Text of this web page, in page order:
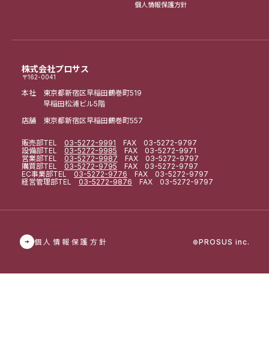
株式会社プロサス
〒162-0041
本社 東京都新宿区早稲田鶴巻町519
早稲田松浦ビル5階
店舗 東京都新宿区早稲田鶴巻町557
販売部TEL 03-5272-9991 FAX 03-5272-9797
設備部TEL 03-5272-9985 FAX 03-5272-9971
営業部TEL 03-5272-9987 FAX 03-5272-9797
購買部TEL 03-5272-9795 FAX 03-5272-9797
EC事業部TEL 03-5272-9776 FAX 03-5272-9797
経営管理部TEL 03-5272-9876 FAX 03-5272-9797
個人情報保護方針
個人情報保護方針 ©PROSUS inc.